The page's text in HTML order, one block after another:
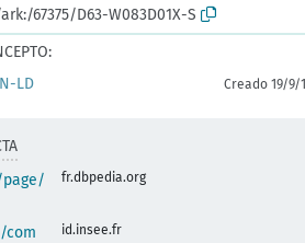
67375/D63-W083D01X-S
LD Creado 19/9/
fr.dbpedia.org
com
id.insee.fr